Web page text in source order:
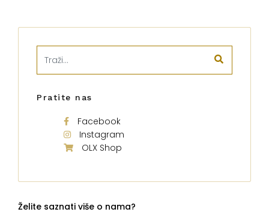
Pratite nas
Facebook
Instagram
OLX Shop
Želite saznati više o nama?